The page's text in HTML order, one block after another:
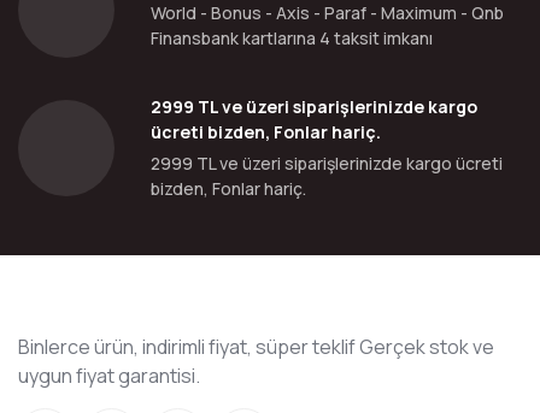
World - Bonus - Axis - Paraf - Maximum - Qnb
Finansbank kartlarına 4 taksit imkanı
2999 TL ve üzeri siparişlerinizde kargo
ücreti bizden, Fonlar hariç.
2999 TL ve üzeri siparişlerinizde kargo ücreti
bizden, Fonlar hariç.
Binlerce ürün, indirimli fiyat, süper teklif Gerçek stok ve
uygun fiyat garantisi.